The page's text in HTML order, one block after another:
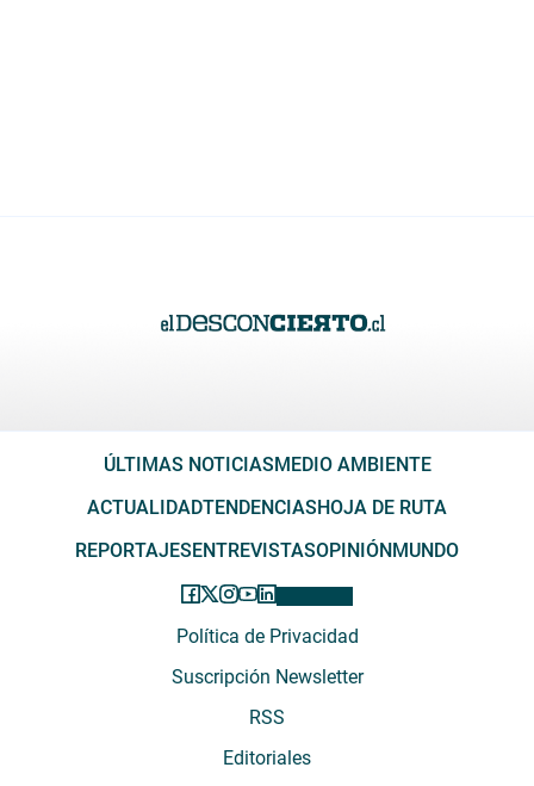
ÚLTIMAS NOTICIAS MEDIO AMBIENTE
ACTUALIDADTENDENCIAS HOJA DE RUTA
REPORTAJES ENTREVISTASOPINIÓN MUNDO
Política de Privacidad
Suscripción Newsletter
RSS
Editoriales